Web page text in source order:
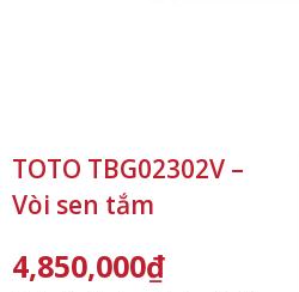
TOTO TBG02302V –
Vòi sen tắm
4,850,000₫